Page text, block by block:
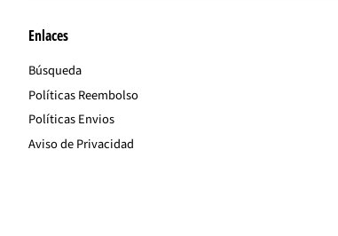
Enlaces
Búsqueda
Políticas Reembolso
Políticas Envios
Aviso de Privacidad